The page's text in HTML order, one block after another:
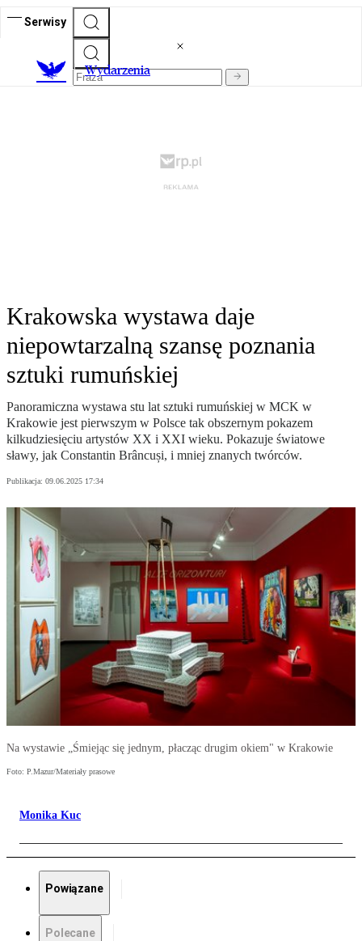
Serwisy
Wydarzenia
Krakowska wystawa daje
niepowtarzalną szansę poznania
sztuki rumuńskiej
Panoramiczna wystawa stu lat sztuki rumuńskiej w MCK w
Krakowie jest pierwszym w Polsce tak obszernym pokazem
kilkudziesięciu artystów XX i XXI wieku. Pokazuje światowe
sławy, jak Constantin Brâncuși, i mniej znanych twórców.
Publikacja: 09.06.2025 17:34
Na wystawie „Śmiejąc się jednym, płacząc drugim okiem" w Krakowie
Foto: P.Mazur/Materiały prasowe
Monika Kuc
Powiązane
Polecane